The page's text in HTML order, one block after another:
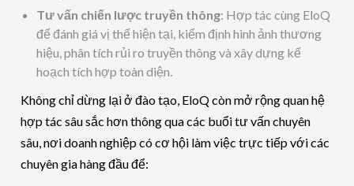
Tư vấn chiến lược truyền thông: Hợp tác cùng EloQ
để đánh giá vị thế hiện tại, kiểm định hình ảnh thương
hiệu, phân tích rủi ro truyền thông và xây dựng kế
hoạch tích hợp toàn diện.
Không chỉ dừng lại ở đào tạo, EloQ còn mở rộng quan hệ
hợp tác sâu sắc hơn thông qua các buổi tư vấn chuyên
sâu, nơi doanh nghiệp có cơ hội làm việc trực tiếp với các
chuyên gia hàng đầu để: